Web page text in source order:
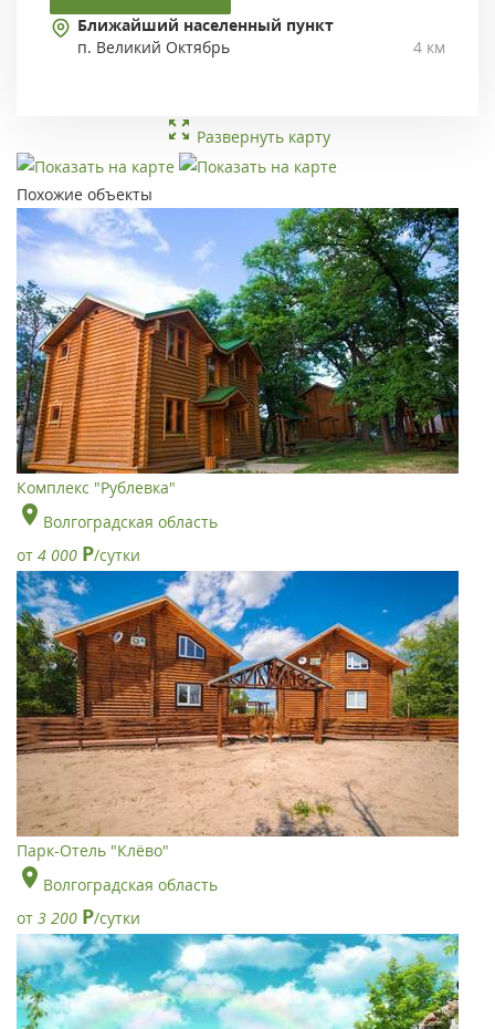
Ближайший населенный пункт
п. Великий Октябрь
4 км
Развернуть карту
Похожие объекты
Комплекс "Рублевка"
Волгоградская область
от 4 000 Р/сутки
Парк-Отель "Клёво"
Волгоградская область
от 3 200 Р/сутки